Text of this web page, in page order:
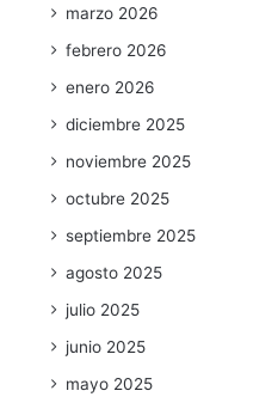
marzo 2026
febrero 2026
enero 2026
diciembre 2025
noviembre 2025
octubre 2025
septiembre 2025
agosto 2025
julio 2025
junio 2025
mayo 2025